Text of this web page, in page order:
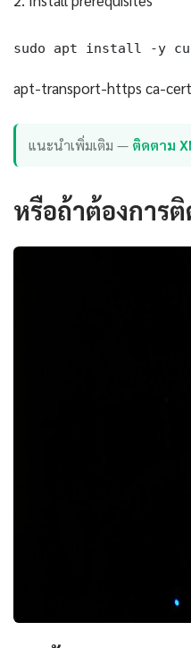
sudo apt install -y
apt-transport-https ca-
แนะนำเพิ่มเติม — ติดตาม
หรือถ้าต้องการ